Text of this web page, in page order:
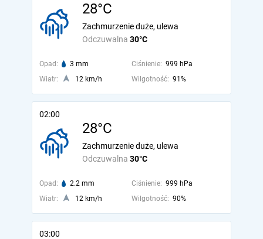
28°C
Odczuwalna 30°C
Zachmurzenie duże, ulewa
Opad: 3 mm Ciśnienie: 999 hPa
Wiatr:
12 km/h Wilgotność: 91%
02:00
28°C
Odczuwalna 30°C
Zachmurzenie duże, ulewa
Opad: 2.2 mm Ciśnienie: 999 hPa
Wiatr:
12 km/h Wilgotność: 90%
03:00